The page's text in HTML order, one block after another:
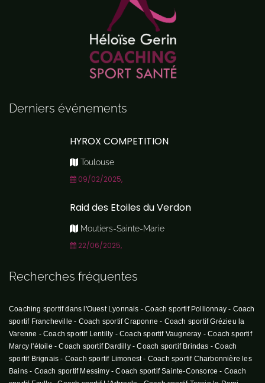
Derniers événements
HYROX COMPETITION
Toulouse
09/02/2025,
Raid des Etoiles du Verdon
Moutiers-Sainte-Marie
22/06/2025,
Recherches fréquentes
Coaching sportif dans l'Ouest Lyonnais -Coach sportif Pollionnay - Coach
sportif Francheville - Coach sportif Craponne - Coach sportif Grézieu la
Varenne -Coach sportif Lentilly -Coach sportif Vaugneray -Coach sportif
Marcy l'étoile -Coach sportif Dardilly-Coach sportif Brindas -Coach
sportif Brignais - Coach sportif Limonest- Coach sportif Charbonnière les
Bains - Coach sportif Messimy-Coach sportif Sainte-Consorce - Coach